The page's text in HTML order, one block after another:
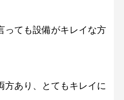
っても設備がキレイな方
方あり、とてもキレイに